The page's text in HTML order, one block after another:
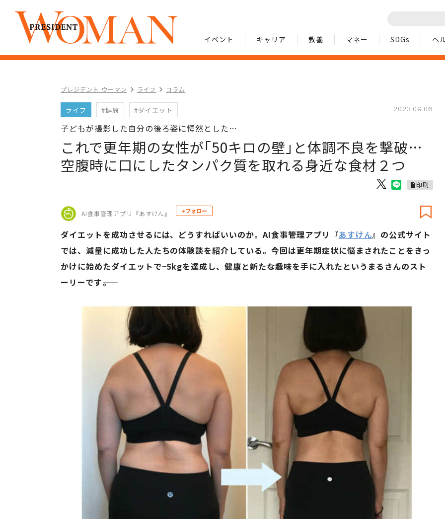
イベント キャリア 教養 マネー SDGs ヘ
プレジデント ウーマン ライフ コラム
ライフ #健康 #ダイエット 2023.09.06
子どもが撮影した自分の後ろ姿に愕然とした…
これで更年期の女性が｢50キロの壁｣と体調不良を撃破…
空腹時に口にしたタンパク質を取れる身近な食材２つ
印刷
AI食事管理アプリ『あすけん』 +フォロー
ダイエットを成功させるには、どうすればいいのか。AI食事管理アプリ『あすけん』の公式サイト
では、減量に成功した人たちの体験談を紹介している。今回は更年期症状に悩まされたことをきっ
かけに始めたダイエットで−5kgを達成し、健康と新たな趣味を手に入れたというまるさんのスト
ーリーです――。